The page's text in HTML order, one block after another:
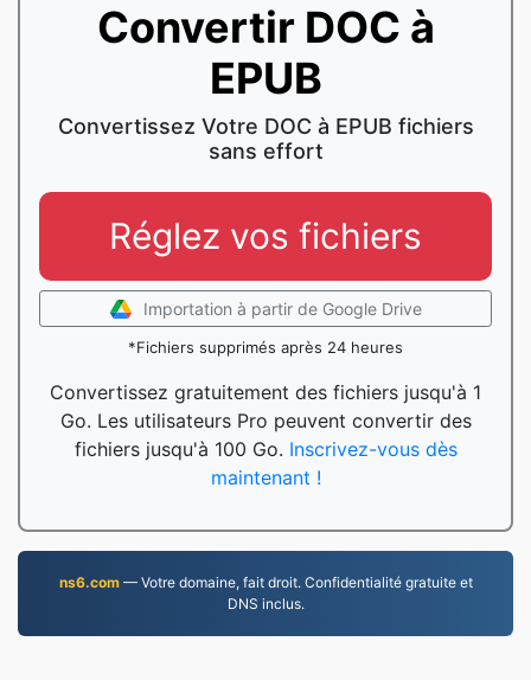
Convertir DOC à
EPUB
Convertissez Votre DOC à EPUB fichiers
sans effort
Réglez vos fichiers
Importation à partir de Google Drive
*Fichiers supprimés après 24 heures
Convertissez gratuitement des fichiers jusqu'à 1
Go. Les utilisateurs Pro peuvent convertir des
fichiers jusqu'à 100 Go. Inscrivez-vous dès
maintenant !
ns6.com— Votre domaine, fait droit. Confidentialité gratuite et
DNS inclus.